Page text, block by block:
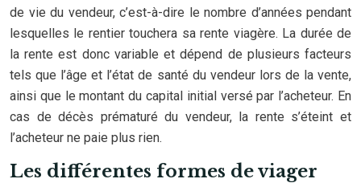
de vie du vendeur, c’est-à-dire le nombre d’années pendant
lesquelles le rentier touchera sa rente viagère. La durée de
la rente est donc variable et dépend de plusieurs facteurs
tels que l’âge et l’état de santé du vendeur lors de la vente,
ainsi que le montant du capital initial versé par l’acheteur. En
cas de décès prématuré du vendeur, la rente s’éteint et
l’acheteur ne paie plus rien.
Les différentes formes de viager